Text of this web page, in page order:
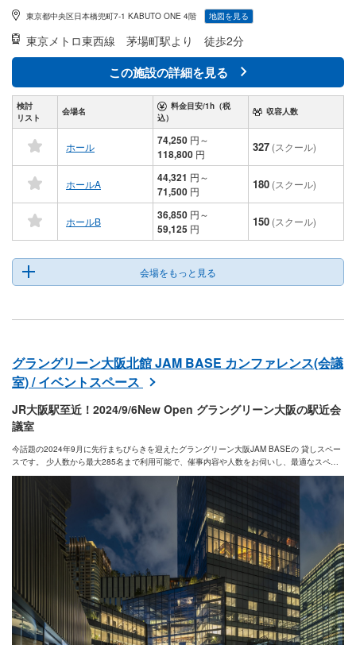
東京都中央区日本橋兜町7-1 KABUTO ONE 4階 地図を見る
東京メトロ東西線 茅場町駅より 徒歩2分
この施設の詳細を見る
検討
リスト
会場名
料金目安/1h（税
込）
収容人数
ホール 74,250 円～
118,800 円 327 (スクール)
ホールA 44,321 円～
71,500 円 180 (スクール)
ホールB 36,850 円～
59,125 円 150 (スクール)
会場をもっと見る
グラングリーン大阪北館 JAM BASE カンファレンス(会議
室) / イベントスペース
JR大阪駅至近！2024/9/6New Open グラングリーン大阪の駅近会
議室
今話題の2024年9月に先行まちびらきを迎えたグラングリーン大阪JAM BASEの 貸しスペー
スです。 少人数から最大285名まで利用可能で、催事内容や人数をお伺いし、最適なスペー
スをご提案させていただきます。